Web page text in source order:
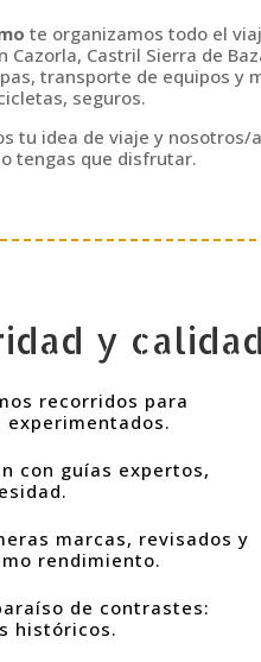
te organizamos todo el
Cazorla, Castril Sierra de
transporte de equipos y
seguros.
tu idea de viaje y
tengas que disfrutar.
y calidad
recorridos para
con guías expertos,
marcas, revisados y
rendimiento.
de contrastes:
históricos.